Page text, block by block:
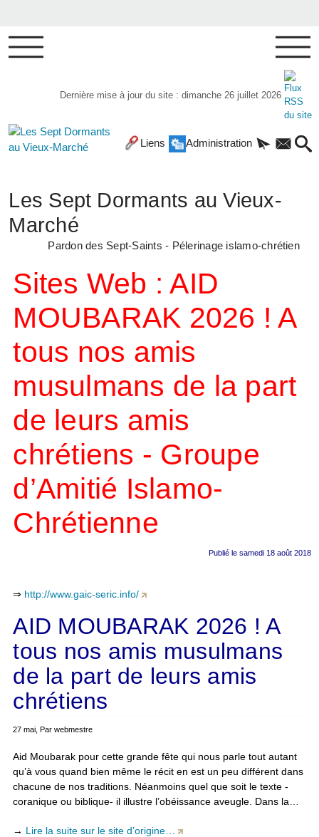
Dernière mise à jour du site : dimanche 26 juillet 2026
Liens Administration
Les Sept Dormants au Vieux-
Marché
Pardon des Sept-Saints - Pélerinage islamo-chrétien
Sites Web : AID
MOUBARAK 2026 ! A
tous nos amis
musulmans de la part
de leurs amis
chrétiens - Groupe
d’Amitié Islamo-
Chrétienne
Publié le samedi 18 août 2018
⇒ http://www.gaic-seric.info/
AID MOUBARAK 2026 ! A
tous nos amis musulmans
de la part de leurs amis
chrétiens
27 mai, Par webmestre
Aid Moubarak pour cette grande fête qui nous parle tout autant
qu’à vous quand bien même le récit en est un peu différent dans
chacune de nos traditions. Néanmoins quel que soit le texte -
coranique ou biblique- il illustre l’obéissance aveugle. Dans la…
→ Lire la suite sur le site d’origine…